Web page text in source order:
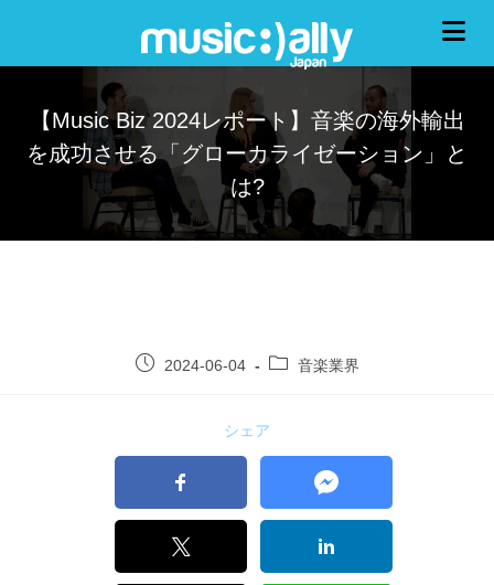
【Music Biz 2024レポート】音楽の海外輸出
を成功させる「グローカライゼーション」と
は?
2024-06-04 音楽業界
シェア